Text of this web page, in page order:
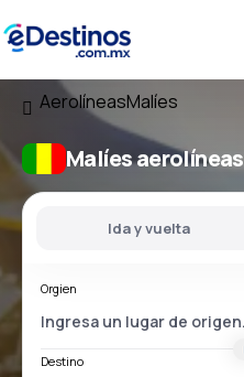
AerolíneasMalíes
Malíes aerolíneas
Ida y vuelta
Orgien
Destino